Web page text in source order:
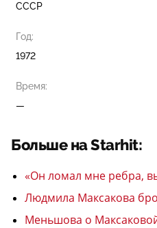
СССР
Год:
1972
Время:
—
Больше на Starhit:
«Он ломал мне ребра,
Людмила Максакова
Меньшова о